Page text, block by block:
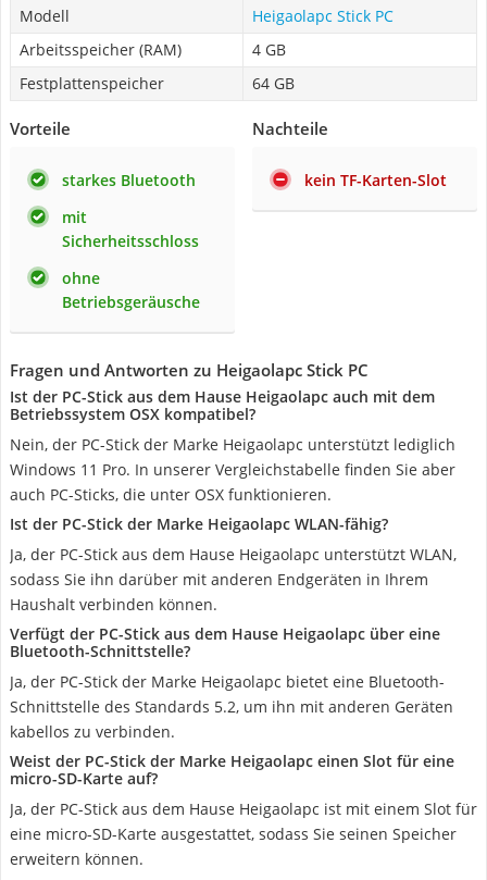
Modell
Heigaolapc Stick PC
Arbeitsspeicher (RAM)
4 GB
Festplattenspeicher
64 GB
Vorteile
starkes Bluetooth
mit
Sicherheitsschloss
ohne
Betriebsgeräusche
Nachteile
kein TF-Karten-Slot
Fragen und Antworten zu Heigaolapc Stick PC
Ist der PC-Stick aus dem Hause Heigaolapc auch mit dem
Betriebssystem OSX kompatibel?
Nein, der PC-Stick der Marke Heigaolapc unterstützt lediglich
Windows 11 Pro. In unserer Vergleichstabelle finden Sie aber
auch PC-Sticks, die unter OSX funktionieren.
Ist der PC-Stick der Marke Heigaolapc WLAN-fähig?
Ja, der PC-Stick aus dem Hause Heigaolapc unterstützt WLAN,
sodass Sie ihn darüber mit anderen Endgeräten in Ihrem
Haushalt verbinden können.
Verfügt der PC-Stick aus dem Hause Heigaolapc über eine
Bluetooth-Schnittstelle?
Ja, der PC-Stick der Marke Heigaolapc bietet eine Bluetooth-
Schnittstelle des Standards 5.2, um ihn mit anderen Geräten
kabellos zu verbinden.
Weist der PC-Stick der Marke Heigaolapc einen Slot für eine
micro-SD-Karte auf?
Ja, der PC-Stick aus dem Hause Heigaolapc ist mit einem Slot für
eine micro-SD-Karte ausgestattet, sodass Sie seinen Speicher
erweitern können.